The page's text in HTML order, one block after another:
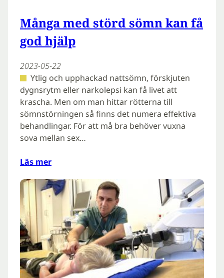
Många med störd sömn kan få
god hjälp
2023-05-22
Ytlig och upphackad nattsömn, förskjuten
dygnsrytm eller narkolepsi kan få livet att
krascha. Men om man hittar rötterna till
sömnstörningen så finns det numera effektiva
behandlingar. För att må bra behöver vuxna
sova mellan sex…
Läs mer